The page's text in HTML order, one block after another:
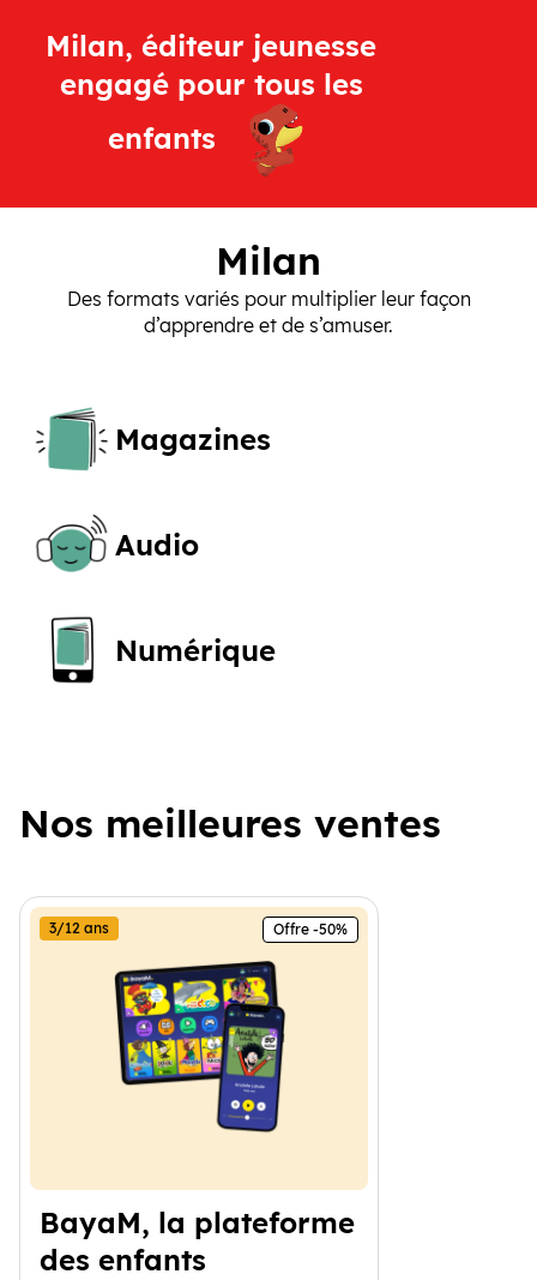
Milan, éditeur jeunesse
engagé pour tous les
enfants
Milan
Des formats variés pour multiplier leur façon
d’apprendre et de s’amuser.
Magazines
Audio
Numérique
Nos meilleures ventes
BayaM, la plateforme
des enfants
3/12 ans Offre -50%